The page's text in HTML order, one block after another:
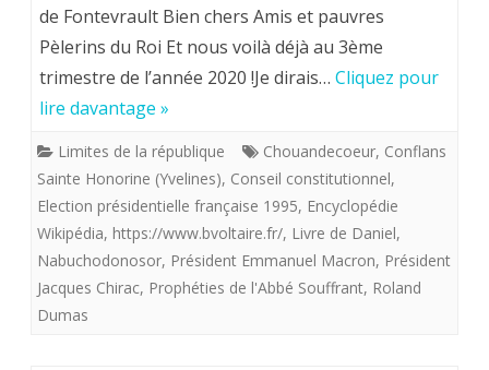
présidents
la
république
leur
coûtent
un
bras
t’il
un
jour
d’abréger
l’agonie
de
de Fontevrault Bien chers Amis et pauvres
Pèlerins du Roi Et nous voilà déjà au 3ème
trimestre de l’année 2020 !Je dirais… Cliquez pour
lire davantage »
Limites de la république Chouandecoeur, Conflans
Sainte Honorine (Yvelines), Conseil constitutionnel,
Election présidentielle française 1995, Encyclopédie
Wikipédia, https://www.bvoltaire.fr/, Livre de Daniel,
Nabuchodonosor, Président Emmanuel Macron, Président
Jacques Chirac, Prophéties de l'Abbé Souffrant, Roland
Dumas